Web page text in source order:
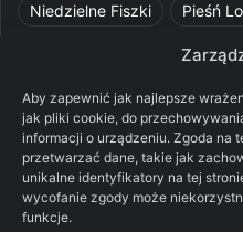
Aby zapewnić jak najlepsze
jak pliki cookie, do
informacji o urządzeniu. Zgoda na
przetwarzać dane, takie jak
unikalne identyfikatory na tej
wycofanie zgody może
funkcje.
Niedzielne Fiszki
Pieśń
recenzja książki
Ród
Starcie Królów
Star Wars
Tolkienowskie Q&A
Voo